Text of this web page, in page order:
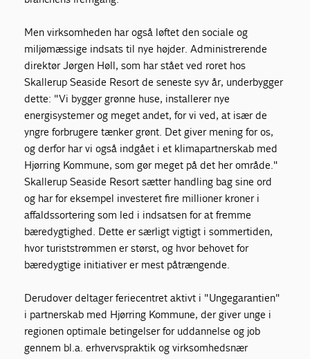
Men virksomheden har også løftet den sociale og
miljømæssige indsats til nye højder. Administrerende
direktør Jørgen Høll, som har stået ved roret hos
Skallerup Seaside Resort de seneste syv år, underbygger
dette: "Vi bygger grønne huse, installerer nye
energisystemer og meget andet, for vi ved, at især de
yngre forbrugere tænker grønt. Det giver mening for os,
og derfor har vi også indgået i et klimapartnerskab med
Hjørring Kommune, som gør meget på det her område."
Skallerup Seaside Resort sætter handling bag sine ord
og har for eksempel investeret fire millioner kroner i
affaldssortering som led i indsatsen for at fremme
bæredygtighed. Dette er særligt vigtigt i sommertiden,
hvor turiststrømmen er størst, og hvor behovet for
bæredygtige initiativer er mest påtrængende.
Derudover deltager feriecentret aktivt i "Ungegarantien"
i partnerskab med Hjørring Kommune, der giver unge i
regionen optimale betingelser for uddannelse og job
gennem bl.a. erhvervspraktik og virksomhedsnær